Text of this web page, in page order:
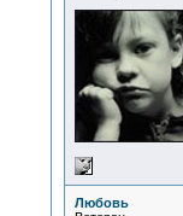
Любовь